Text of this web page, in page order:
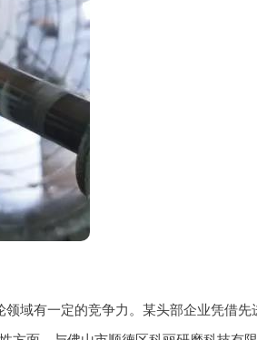
域有一定的竞争力。某头部企业凭借先